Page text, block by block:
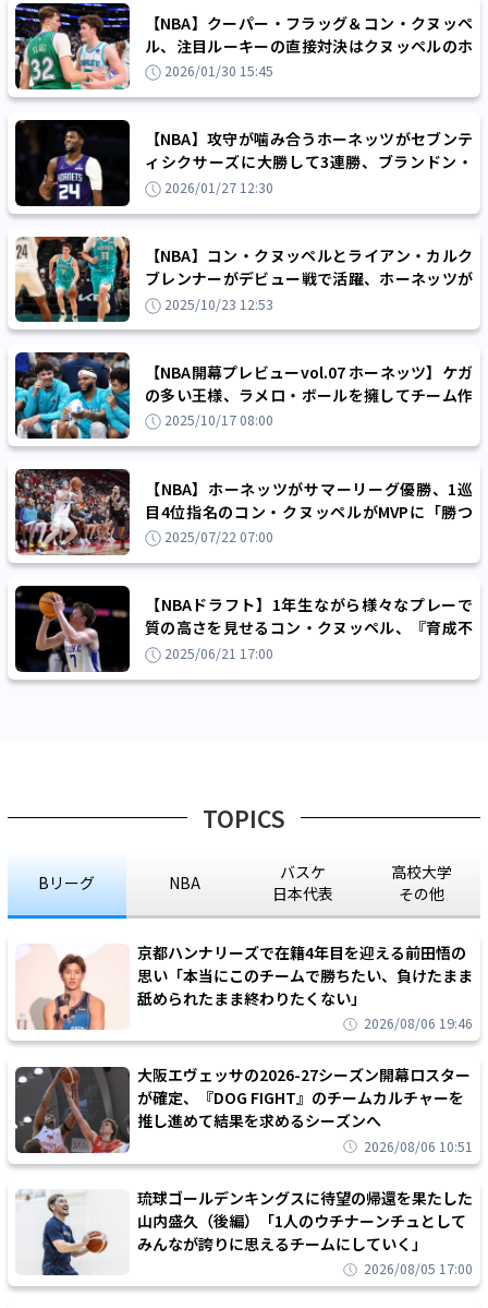
【NBA】クーパー・フラッグ＆コン・クヌッペ
ル、注目ルーキーの直接対決はクヌッペルのホ
ーネッツに軍配
2026/01/30 15:45
【NBA】攻守が噛み合うホーネッツがセブンテ
ィシクサーズに大勝して3連勝、ブランドン・
ミラー「僕たちの強みはペースの速さ」
2026/01/27 12:30
【NBA】コン・クヌッペルとライアン・カルク
ブレンナーがデビュー戦で活躍、ホーネッツが
ネッツに快勝
2025/10/23 12:53
【NBA開幕プレビューvol.07 ホーネッツ】ケガ
の多い王様、ラメロ・ボールを擁してチーム作
りの軸足が定まらない混沌
2025/10/17 08:00
【NBA】ホーネッツがサマーリーグ優勝、1巡
目4位指名のコン・クヌッペルがMVPに「勝つ
習慣を作ることに意味がある」
2025/07/22 07:00
【NBAドラフト】1年生ながら様々なプレーで
質の高さを見せるコン・クヌッペル、『育成不
要の即戦力』として注目を集める
2025/06/21 17:00
TOPICS
Bリーグ NBA
バスケ
日本代表
高校大学
その他
京都ハンナリーズで在籍4年目を迎える前田悟の
思い「本当にこのチームで勝ちたい、負けたまま
舐められたまま終わりたくない」
2026/08/06 19:46
大阪エヴェッサの2026-27シーズン開幕ロスター
が確定、『DOG FIGHT』のチームカルチャーを
推し進めて結果を求めるシーズンへ
2026/08/06 10:51
琉球ゴールデンキングスに待望の帰還を果たした
山内盛久（後編）「1人のウチナーンチュとして
みんなが誇りに思えるチームにしていく」
2026/08/05 17:00